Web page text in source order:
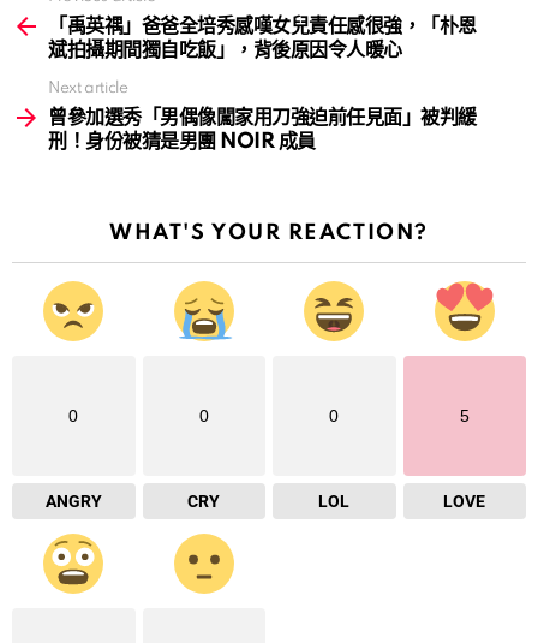
more 「禹英禑」爸爸全培秀感嘆女兒責任感很強，「朴恩
斌拍攝期間獨自吃飯」，背後原因令人暖心
Next article
曾參加選秀「男偶像闖家用刀強迫前任見面」被判緩
刑！身份被猜是男團 NOIR 成員
WHAT'S YOUR REACTION?
0
ANGRY
0
CRY
0
LOL
5
LOVE